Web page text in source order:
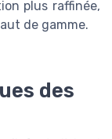
plus raffinée,
de gamme.
des